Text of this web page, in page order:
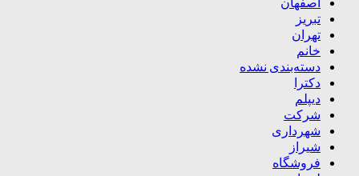
تبریز
تهران
خانم
دسته‌بندی نشده
دکترا
دیپلم
شرکت
شهرداری
شیراز
فروشگاه